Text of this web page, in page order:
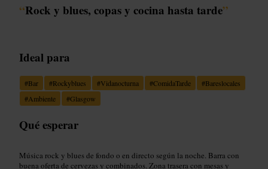
“Rock y blues, copas y cocina hasta tarde”
Ideal para
#Bar #Rockyblues #Vidanocturna #ComidaTarde #Bareslocales
#Ambiente #Glasgow
Qué esperar
Música rock y blues de fondo o en directo según la noche. Barra con
buena oferta de cervezas y combinados. Zona trasera con mesas y